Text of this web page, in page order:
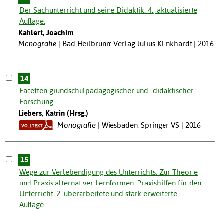
Der Sachunterricht und seine Didaktik. 4., aktualisierte
Auflage.
Kahlert, Joachim
Monografie
Bad Heilbrunn: Verlag Julius Klinkhardt | 2016
14
Facetten grundschulpädagogischer und -didaktischer
Forschung.
Liebers, Katrin (Hrsg.)
Monografie
Wiesbaden: Springer VS | 2016
15
Wege zur Verlebendigung des Unterrichts. Zur Theorie
und Praxis alternativer Lernformen. Praxishilfen für den
Unterricht. 2. überarbeitete und stark erweiterte
Auflage.